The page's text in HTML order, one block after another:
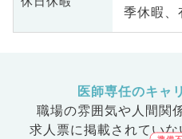
季休暇、
医師専任のキャ
職場の雰囲気や人間関係
求人票に掲載されていな